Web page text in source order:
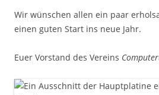
Wir wünschen allen ein paar
einen guten Start ins neue Jahr.
Euer Vorstand des Vereins